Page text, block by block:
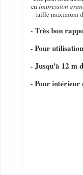
enimpression
taille maximum
- Très bon
- Pour
- Jusqu'à 12 m
- Pour intérieur